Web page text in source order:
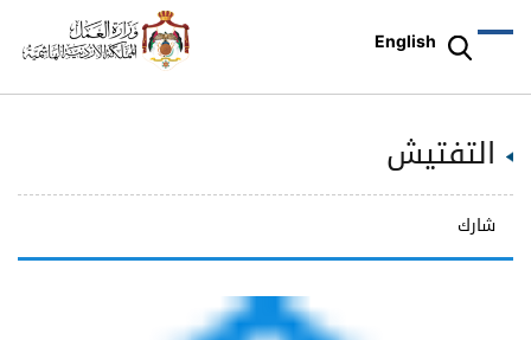
English
التفتيش
شارك